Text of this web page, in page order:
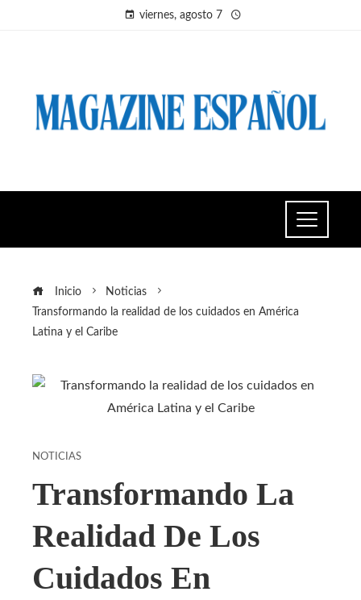
viernes, agosto 7
Inicio
Noticias
Transformando la realidad de los cuidados en América
Latina y el Caribe
NOTICIAS
Transformando La
Realidad De Los
Cuidados En